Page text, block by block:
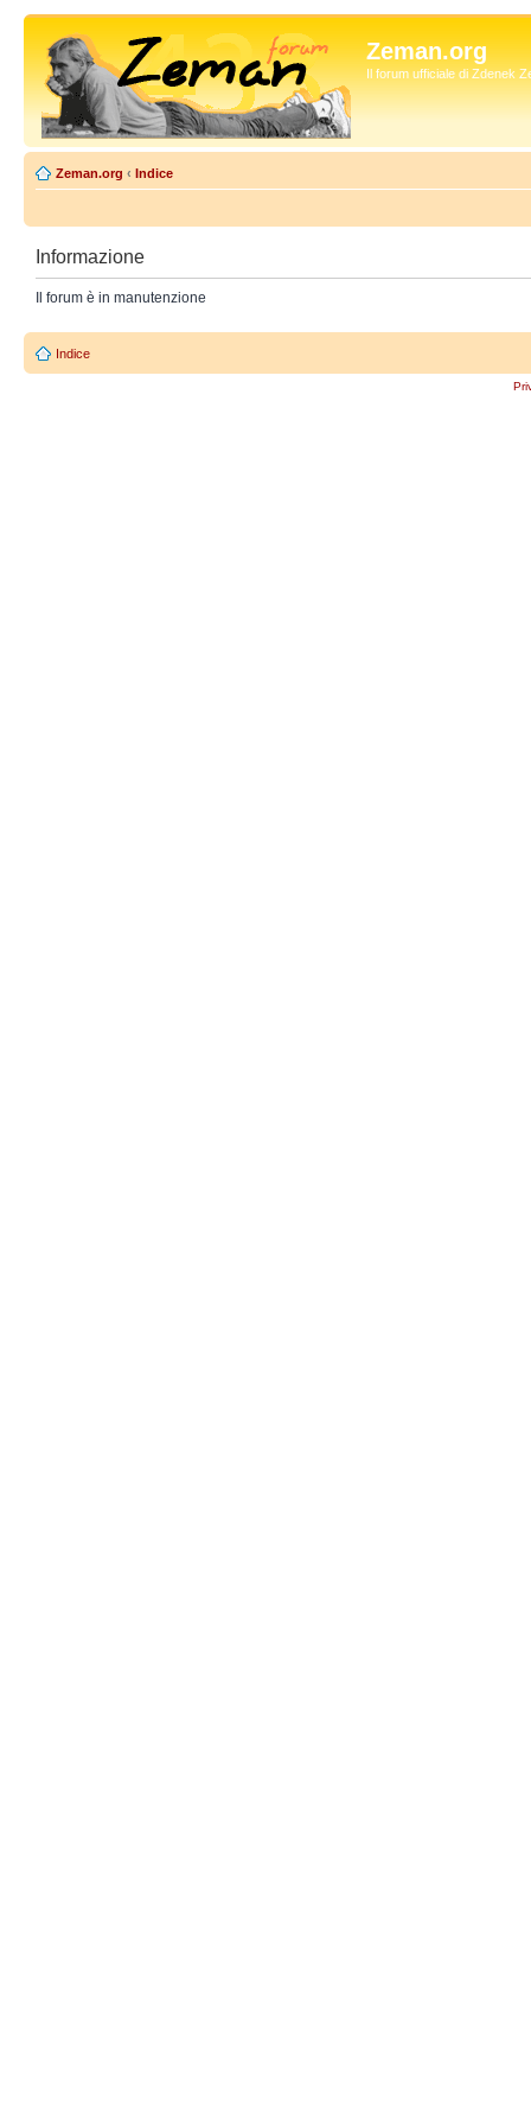
Zeman.org
Il forum ufficiale di Zdenek
Zeman.org ‹ Indice
Informazione
Il forum è in manutenzione
Indice